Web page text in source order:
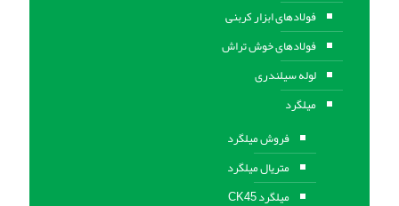
فولادهای ابزار کربنی
فولادهای خوش تراش
لوله سیلندری
میلگرد
فروش میلگرد
متریال میلگرد
میلگرد CK45